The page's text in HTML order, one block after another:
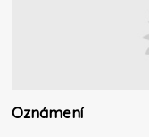
Oznámení